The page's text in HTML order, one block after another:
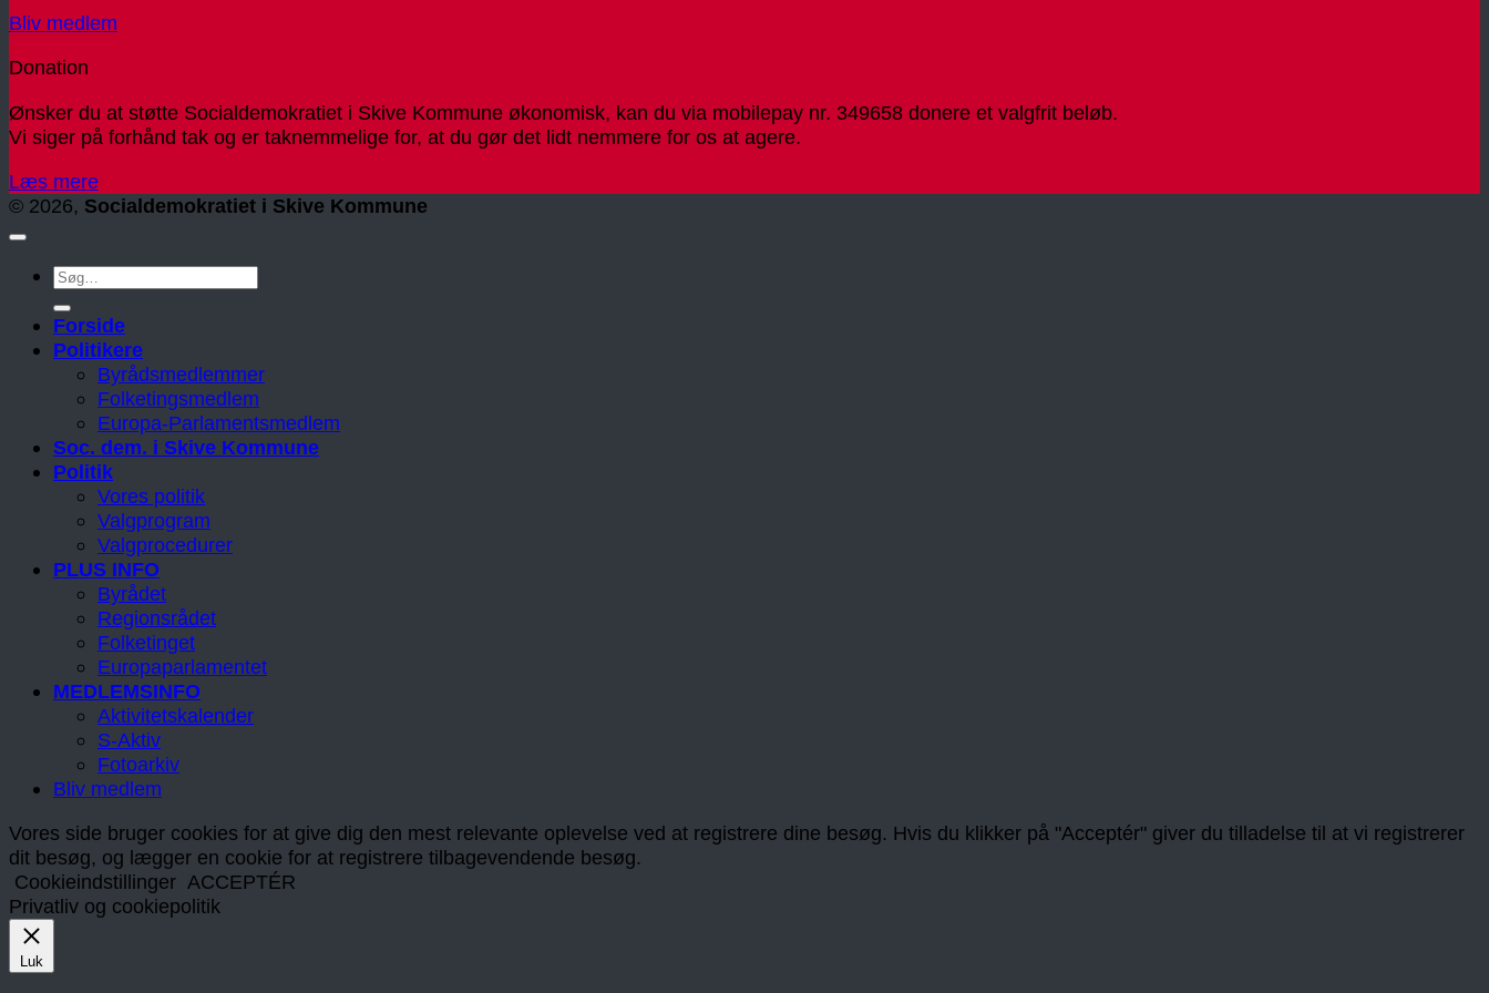
Bliv medlem
Donation
Ønsker du at støtte Socialdemokratiet i Skive Kommune økonomisk, kan du via mobilepay nr. 349658 donere et valgfrit beløb.
Vi siger på forhånd tak og er taknemmelige for, at du gør det lidt nemmere for os at agere.
Læs mere
© 2026, Socialdemokratiet i Skive Kommune
Forside
Politikere
Byrådsmedlemmer
Folketingsmedlem
Europa-Parlamentsmedlem
Soc. dem. i Skive Kommune
Politik
Vores politik
Valgprogram
Valgprocedurer
PLUS INFO
Byrådet
Regionsrådet
Folketinget
Europaparlamentet
MEDLEMSINFO
Aktivitetskalender
S-Aktiv
Fotoarkiv
Bliv medlem
Vores side bruger cookies for at give dig den mest relevante oplevelse ved at registrere dine besøg. Hvis du klikker på "Acceptér" giver du tilladelse til at vi registrerer
dit besøg, og lægger en cookie for at registrere tilbagevendende besøg.
Cookieindstillinger ACCEPTÉR
Privatliv og cookiepolitik
Luk